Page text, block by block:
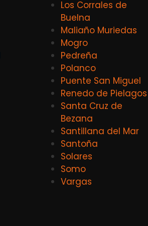
Los Corrales de
Buelna
Maliaño Muriedas
Mogro
Pedreña
Polanco
Puente San Miguel
Renedo de Pielagos
Santa Cruz de
Bezana
Santillana del Mar
Santoña
Solares
Somo
Vargas